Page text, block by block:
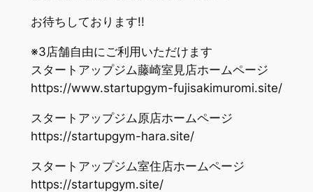
お待ちしております!!
※3店舗自由にご利用いただけます
スタートアップジム藤崎室見店ホームページ
https://www.startupgym-fujisakimuromi.site/
スタートアップジム原店ホームページ
https://startupgym-hara.site/
スタートアップジム室住店ホームページ
https://startupgym.site/